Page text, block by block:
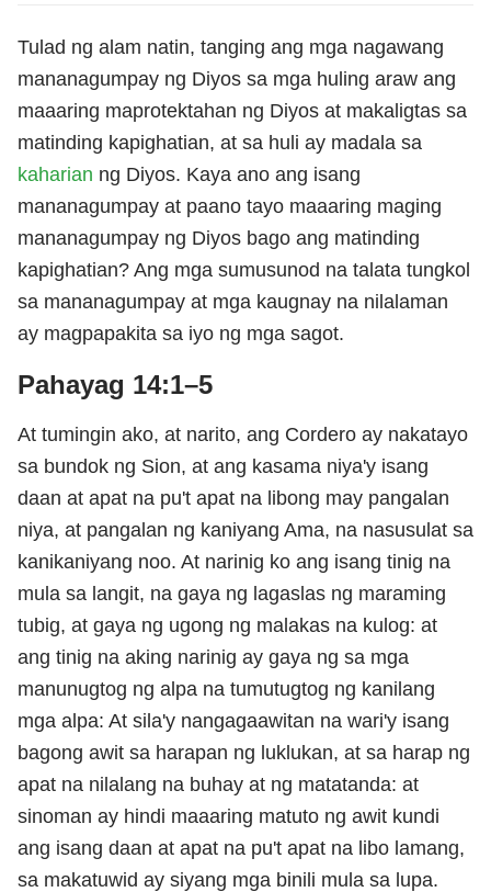
Tulad ng alam natin, tanging ang mga nagawang
mananagumpay ng Diyos sa mga huling araw ang
maaaring maprotektahan ng Diyos at makaligtas sa
matinding kapighatian, at sa huli ay madala sa
kaharian ng Diyos. Kaya ano ang isang
mananagumpay at paano tayo maaaring maging
mananagumpay ng Diyos bago ang matinding
kapighatian? Ang mga sumusunod na talata tungkol
sa mananagumpay at mga kaugnay na nilalaman
ay magpapakita sa iyo ng mga sagot.
Pahayag 14:1–5
At tumingin ako, at narito, ang Cordero ay nakatayo
sa bundok ng Sion, at ang kasama niya'y isang
daan at apat na pu't apat na libong may pangalan
niya, at pangalan ng kaniyang Ama, na nasusulat sa
kanikaniyang noo. At narinig ko ang isang tinig na
mula sa langit, na gaya ng lagaslas ng maraming
tubig, at gaya ng ugong ng malakas na kulog: at
ang tinig na aking narinig ay gaya ng sa mga
manunugtog ng alpa na tumutugtog ng kanilang
mga alpa: At sila'y nangagaawitan na wari'y isang
bagong awit sa harapan ng luklukan, at sa harap ng
apat na nilalang na buhay at ng matatanda: at
sinoman ay hindi maaaring matuto ng awit kundi
ang isang daan at apat na pu't apat na libo lamang,
sa makatuwid ay siyang mga binili mula sa lupa.